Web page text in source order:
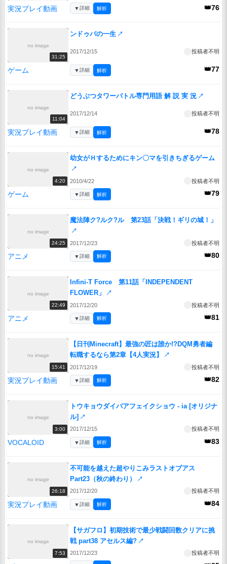
実況プレイ動画 👑76
▼詳細 解析
no image
31:25
ンドゥバの一生 ↗
2017/12/15 投稿者不明
ゲーム 👑77
▼詳細 解析
no image
11:04
どうぶつタワーバトル専門用語 解 説 実 況 ↗
2017/12/14 投稿者不明
実況プレイ動画 👑78
▼詳細 解析
no image
4:20
幼女がＨするためにキン〇マを引きちぎるゲーム
↗
2010/4/22 投稿者不明
ゲーム 👑79
▼詳細 解析
no image
24:25
魔法陣ク?ルク?ル 第23話「決戦！ギリの城！」
↗
2017/12/23 投稿者不明
アニメ 👑80
▼詳細 解析
no image
22:49
Infini-T Force 第11話「INDEPENDENT
FLOWER」
↗
2017/12/20 投稿者不明
アニメ 👑81
▼詳細 解析
no image
15:41
【日刊Minecraft】最強の匠は誰か!?DQM勇者編
転職するなら第2章【4人実況】
↗
2017/12/19 投稿者不明
実況プレイ動画 👑82
▼詳細 解析
no image
3:00
トウキョウダイバアフェイクショウ - ia [オリジナ
ル] ↗
2017/12/15 投稿者不明
VOCALOID 👑83
▼詳細 解析
no image
26:18
不可能を越えた超やりこみラストオブアス
Part23（秋の終わり）
↗
2017/12/20 投稿者不明
実況プレイ動画 👑84
▼詳細 解析
no image
7:53
【サガフロ】初期技術で最少戦闘回数クリアに挑
戦 part38 アセルス編? ↗
2017/12/23 投稿者不明